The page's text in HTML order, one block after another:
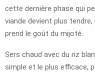
cette dernière phase qui
viande devient plus
prend le goût du mijoté.
Sers chaud avec du riz
simple et le plus efficace,